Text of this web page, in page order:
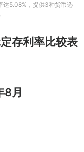
达5.08%，提供3种货币选
存利率比较表
8月